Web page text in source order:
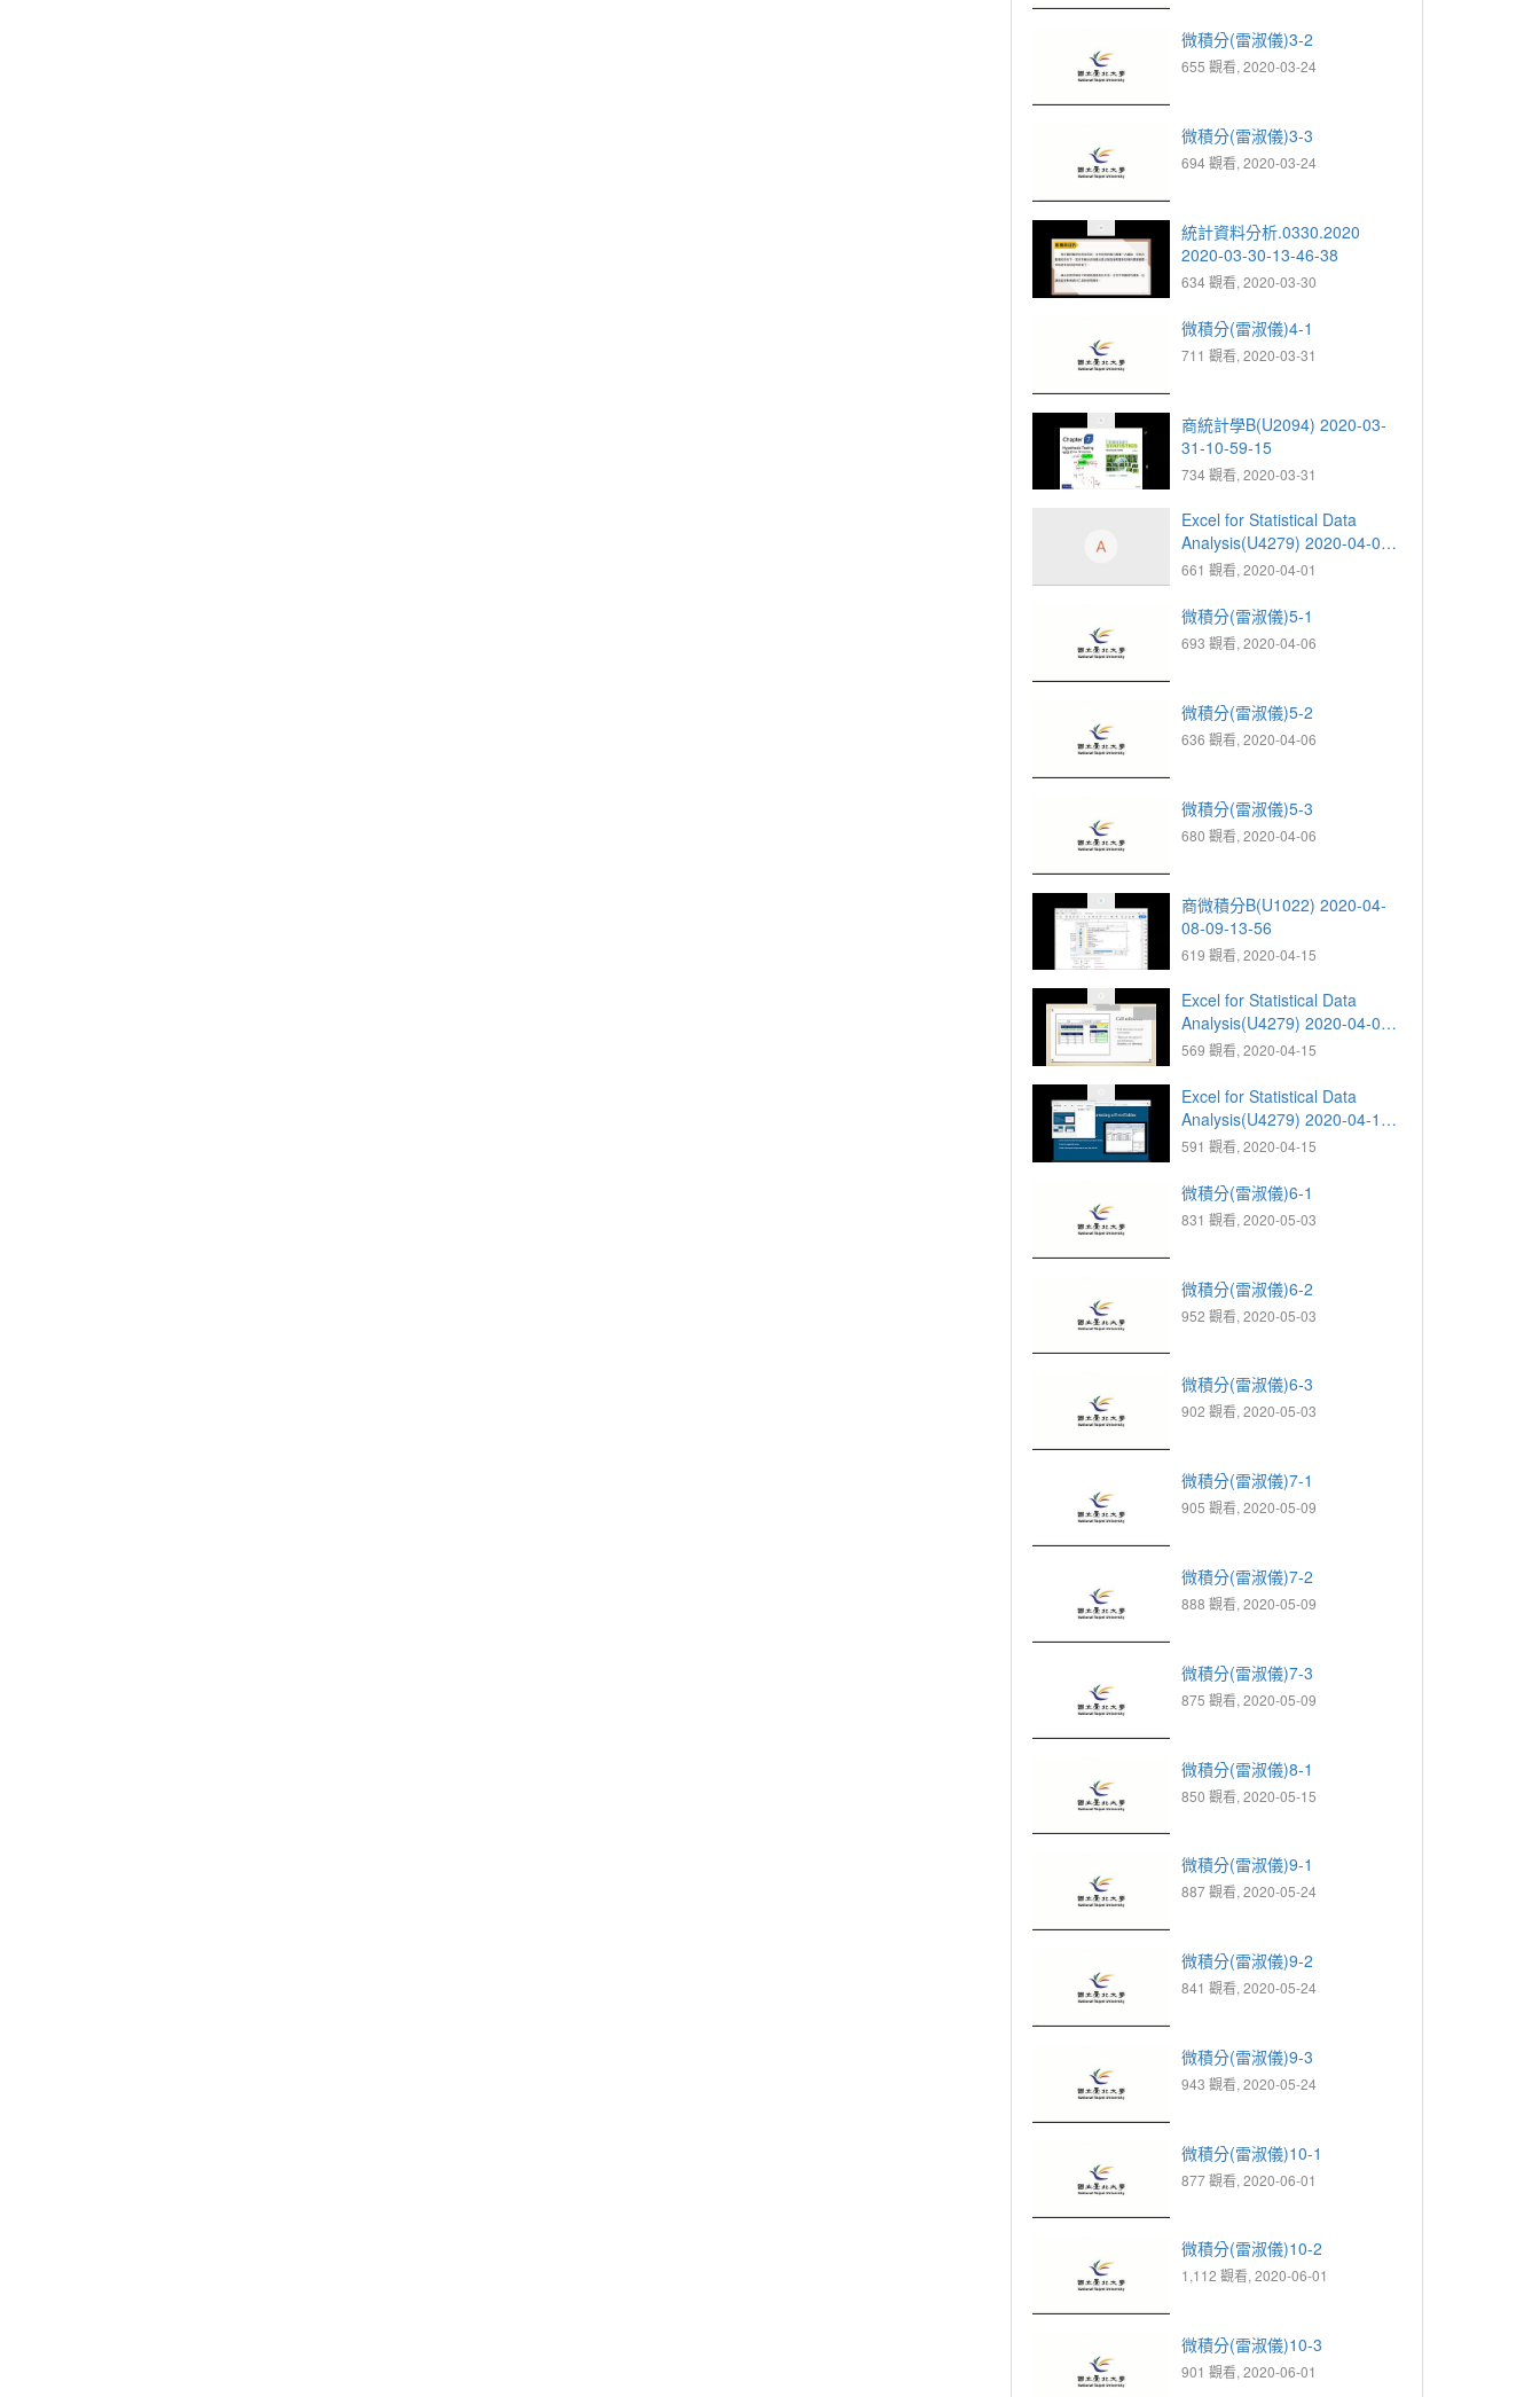
微積分(雷淑儀)3-2
655 觀看, 2020-03-24
微積分(雷淑儀)3-3
694 觀看, 2020-03-24
統計資料分析.0330.2020
2020-03-30-13-46-38
634 觀看, 2020-03-30
微積分(雷淑儀)4-1
711 觀看, 2020-03-31
商統計學B(U2094) 2020-03-
31-10-59-15
734 觀看, 2020-03-31
Excel for Statistical Data
Analysis(U4279) 2020-04-01-
13-47-54
661 觀看, 2020-04-01
微積分(雷淑儀)5-1
693 觀看, 2020-04-06
微積分(雷淑儀)5-2
636 觀看, 2020-04-06
微積分(雷淑儀)5-3
680 觀看, 2020-04-06
商微積分B(U1022) 2020-04-
08-09-13-56
619 觀看, 2020-04-15
Excel for Statistical Data
Analysis(U4279) 2020-04-08-
13-32-11
569 觀看, 2020-04-15
Excel for Statistical Data
Analysis(U4279) 2020-04-15-
13-29-03
591 觀看, 2020-04-15
微積分(雷淑儀)6-1
831 觀看, 2020-05-03
微積分(雷淑儀)6-2
952 觀看, 2020-05-03
微積分(雷淑儀)6-3
902 觀看, 2020-05-03
微積分(雷淑儀)7-1
905 觀看, 2020-05-09
微積分(雷淑儀)7-2
888 觀看, 2020-05-09
微積分(雷淑儀)7-3
875 觀看, 2020-05-09
微積分(雷淑儀)8-1
850 觀看, 2020-05-15
微積分(雷淑儀)9-1
887 觀看, 2020-05-24
微積分(雷淑儀)9-2
841 觀看, 2020-05-24
微積分(雷淑儀)9-3
943 觀看, 2020-05-24
微積分(雷淑儀)10-1
877 觀看, 2020-06-01
微積分(雷淑儀)10-2
1,112 觀看, 2020-06-01
微積分(雷淑儀)10-3
901 觀看, 2020-06-01